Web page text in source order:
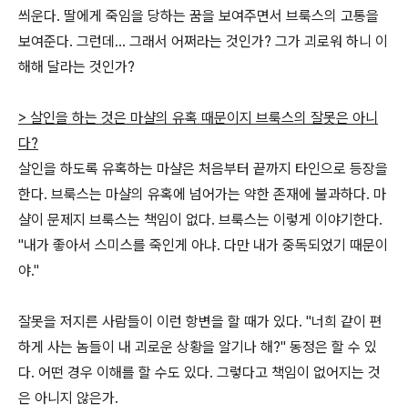
씌운다. 딸에게 죽임을 당하는 꿈을 보여주면서 브룩스의 고통을
보여준다. 그런데... 그래서 어쩌라는 것인가? 그가 괴로워 하니 이
해해 달라는 것인가?
> 살인을 하는 것은 마샬의 유혹 때문이지 브룩스의 잘못은 아니
다?
살인을 하도록 유혹하는 마샬은 처음부터 끝까지 타인으로 등장을
한다. 브룩스는 마샬의 유혹에 넘어가는 약한 존재에 불과하다. 마
샬이 문제지 브룩스는 책임이 없다. 브룩스는 이렇게 이야기한다.
"내가 좋아서 스미스를 죽인게 아냐. 다만 내가 중독되었기 때문이
야."
잘못을 저지른 사람들이 이런 항변을 할 때가 있다. "너희 같이 편
하게 사는 놈들이 내 괴로운 상황을 알기나 해?" 동정은 할 수 있
다. 어떤 경우 이해를 할 수도 있다. 그렇다고 책임이 없어지는 것
은 아니지 않은가.